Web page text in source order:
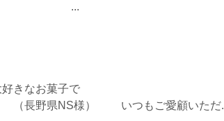
...
きなお菓子で
つもご愛顧いただ